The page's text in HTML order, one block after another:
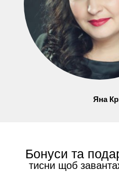
Яна
Бонуси та
тисни щоб